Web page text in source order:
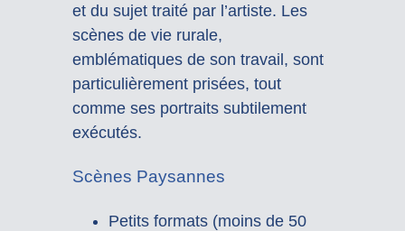
et du sujet traité par l’artiste. Les
scènes de vie rurale,
emblématiques de son travail, sont
particulièrement prisées, tout
comme ses portraits subtilement
exécutés.
Scènes Paysannes
Petits formats (moins de 50